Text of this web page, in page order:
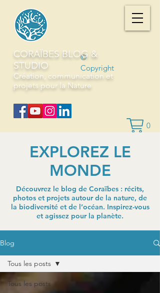
©
Copyright
0
CORAÏBES BLOG &
STUDIO
Création, communication et
projets pour la Nature
EXPLOREZ LE
MONDE
Découvrez le blog de Coraïbes : récits,
photos et projets autour de la nature, de
la biodiversité et de l’océan. Inspirez-vous
et agissez pour la planète.
Blog
Tous les posts
Tous les posts